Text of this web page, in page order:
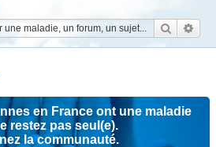
en France ont une maladie
restez pas seul(e).
la communauté.